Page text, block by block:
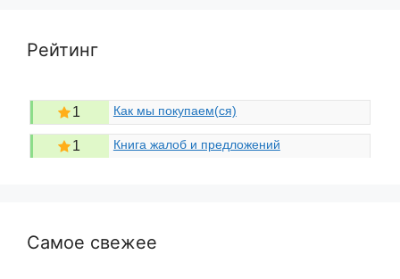
Рейтинг
1 Как мы покупаем(ся)
1 Книга жалоб и предложений
Самое свежее